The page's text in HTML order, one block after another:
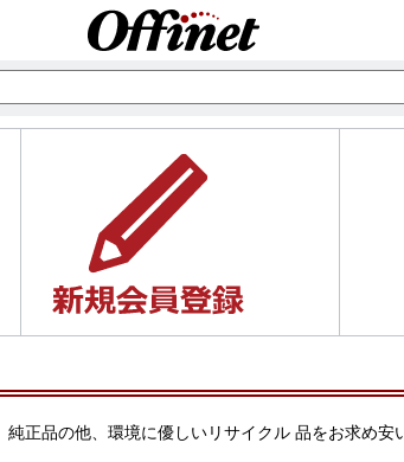
正品の他、環境に優しいリサイクル 品をお求め